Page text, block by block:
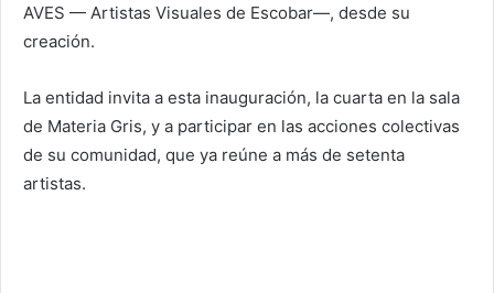
AVES — Artistas Visuales de Escobar—, desde su
creación.
La entidad invita a esta inauguración, la cuarta en la sala
de Materia Gris, y a participar en las acciones colectivas
de su comunidad, que ya reúne a más de setenta
artistas.